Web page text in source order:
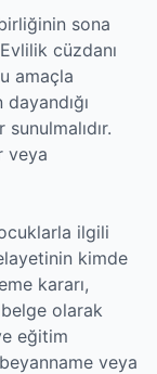
sona
cüzdanı
amaçla
veya
ilgili
kimde
kararı,
olarak
eğitim
veya